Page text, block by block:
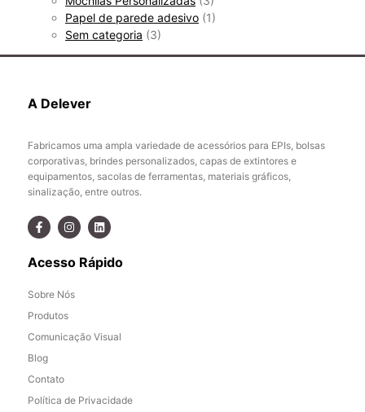
Papel de parede adesivo (1)
Sem categoria (3)
A Delever
Fabricamos uma ampla variedade de acessórios para EPIs, bolsas
corporativas, brindes personalizados, capas de extintores e
equipamentos, sacolas de ferramentas, materiais gráficos,
sinalização, entre outros.
Acesso Rápido
Sobre Nós
Produtos
Comunicação Visual
Blog
Contato
Política de Privacidade